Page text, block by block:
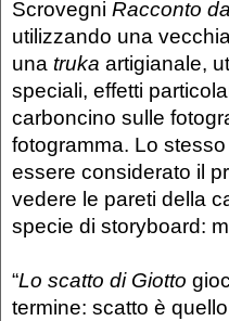
Scrovegni Racconto
utilizzando una
una truka artigianale,
speciali, effetti
carboncino sulle
fotogramma. Lo
essere considerato il
vedere le pareti della
specie di storyboard:
“Lo scatto di Giotto
termine: scatto è